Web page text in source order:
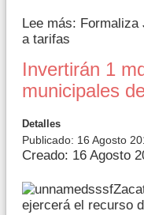
Lee más: Formaliza
a tarifas
Invertirán 1
municipales
Detalles
Publicado: 16 Agosto
Creado: 16 Agosto
ejercerá el recurso